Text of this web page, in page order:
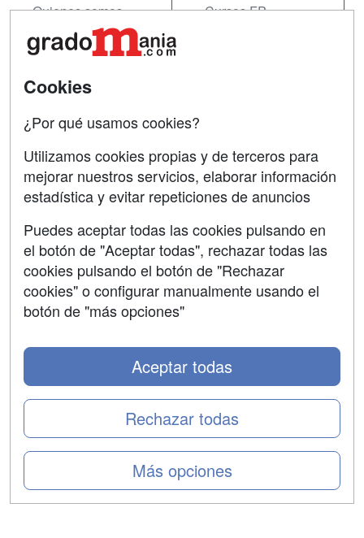
Quienes somos
Tarifas publicidad
Cursos FP
Contactar
Confidencialidad
Copyleft
SÍGUENOS EN:
Cookies
¿Por qué usamos cookies?
Utilizamos cookies propias y de terceros para
mejorar nuestros servicios, elaborar información
estadística y evitar repeticiones de anuncios
Puedes aceptar todas las cookies pulsando en
el botón de "Aceptar todas", rechazar todas las
cookies pulsando el botón de "Rechazar
cookies" o configurar manualmente usando el
botón de "más opciones"
Más opciones
Rechazar todas
Aceptar todas